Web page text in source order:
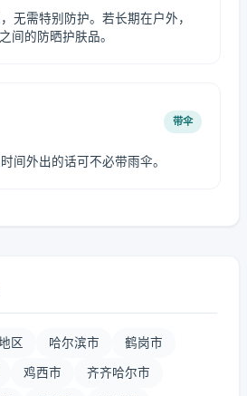
无需特别防护。若长期在户外，
间的防晒护肤品。
带伞
间外出的话可不必带雨伞。
区 哈尔滨市 鹤岗市
鸡西市 齐齐哈尔市